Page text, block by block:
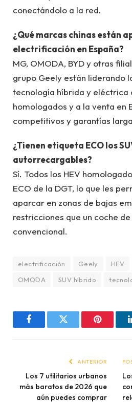
conectándolo a la red.
¿Qué marcas chinas están
electrificación en España?
MG, OMODA, BYD y otras
grupo Geely están liderando
tecnología híbrida y eléctrica
homologados y a la venta en
competitivos y garantías
¿Tienen etiqueta ECO los
autorrecargables?
Sí. Todos los HEV
ECO de la DGT, lo que les
aparcar en zonas de bajas
restricciones que un coche
convencional.
electrificación Geely HEV
OMODA
SUV híbrido
FacebookTwitter Pinterest
ANTERIOR
Los 7 utilitarios urbanos
más baratos de 2026 que
aún puedes comprar